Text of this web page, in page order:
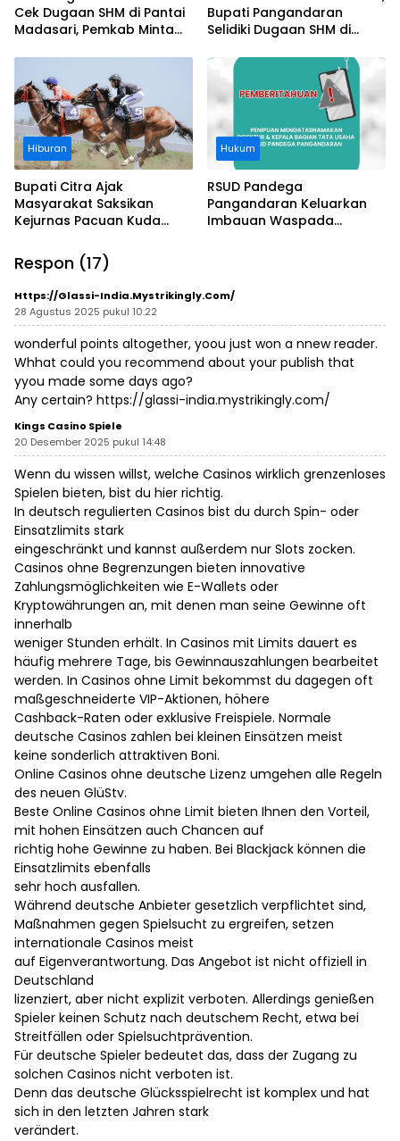
Cek Dugaan SHM di Pantai
Madasari, Pemkab Minta
Bupati Pangandaran
Selidiki Dugaan SHM di
Pantai
Hiburan
Bupati Citra Ajak
Masyarakat Saksikan
Kejurnas Pacuan Kuda
Legokjawa
Hukum
RSUD Pandega
Pangandaran Keluarkan
Imbauan Waspada
Respon (17)
Https://glassi-India.mystrikingly.com/
28 Agustus 2025 pukul 10:22
wonderful points altogether, yoou just won a nnew reader.
Whhat could you recommend about your publish that
yyou made some days ago?
Any certain? https://glassi-india.mystrikingly.com/
Kings Casino Spiele
20 Desember 2025 pukul 14:48
Wenn du wissen willst, welche Casinos wirklich grenzenloses
Spielen bieten, bist du hier richtig.
In deutsch regulierten Casinos bist du durch Spin- oder
Einsatzlimits stark
eingeschränkt und kannst außerdem nur Slots zocken.
Casinos ohne Begrenzungen bieten innovative
Zahlungsmöglichkeiten wie E-Wallets oder
Kryptowährungen an, mit denen man seine Gewinne oft
innerhalb
weniger Stunden erhält. In Casinos mit Limits dauert es
häufig mehrere Tage, bis Gewinnauszahlungen bearbeitet
werden. In Casinos ohne Limit bekommst du dagegen oft
maßgeschneiderte VIP-Aktionen, höhere
Cashback-Raten oder exklusive Freispiele. Normale
deutsche Casinos zahlen bei kleinen Einsätzen meist
keine sonderlich attraktiven Boni.
Online Casinos ohne deutsche Lizenz umgehen alle Regeln
des neuen GlüStv.
Beste Online Casinos ohne Limit bieten Ihnen den Vorteil,
mit hohen Einsätzen auch Chancen auf
richtig hohe Gewinne zu haben. Bei Blackjack können die
Einsatzlimits ebenfalls
sehr hoch ausfallen.
Während deutsche Anbieter gesetzlich verpflichtet sind,
Maßnahmen gegen Spielsucht zu ergreifen, setzen
internationale Casinos meist
auf Eigenverantwortung. Das Angebot ist nicht offiziell in
Deutschland
lizenziert, aber nicht explizit verboten. Allerdings genießen
Spieler keinen Schutz nach deutschem Recht, etwa bei
Streitfällen oder Spielsuchtprävention.
Für deutsche Spieler bedeutet das, dass der Zugang zu
solchen Casinos nicht verboten ist.
Denn das deutsche Glücksspielrecht ist komplex und hat
sich in den letzten Jahren stark
verändert.